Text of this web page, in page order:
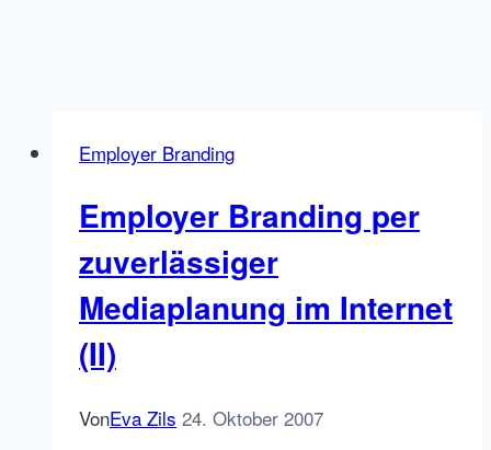
Employer Branding
Employer Branding per
zuverlässiger
Mediaplanung im Internet
(II)
VonEva Zils 24. Oktober 2007